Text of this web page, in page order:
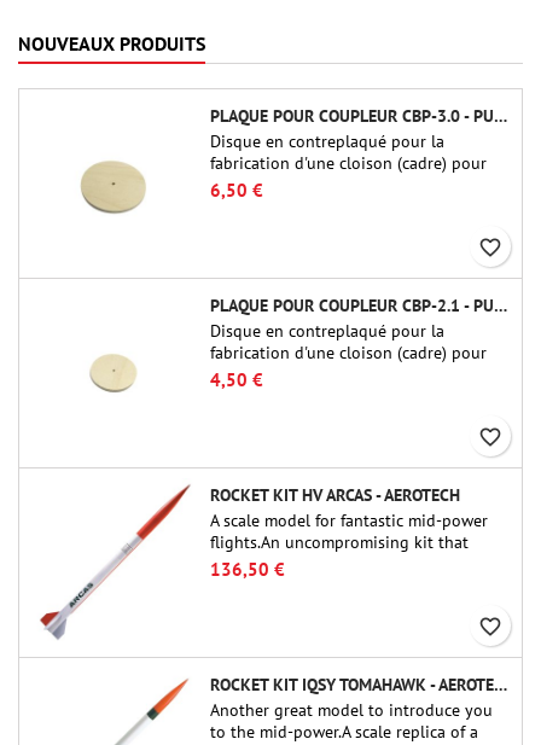
NOUVEAUX PRODUITS
PLAQUE POUR COUPLEUR CBP-3.0 - PUBLIC MISSILES LTD.
Disque en contreplaqué pour la
fabrication d'une cloison (cadre) pour
raccords tubulaires de 75 mm de Public
Missiles Ltd. (PT-3.0/QT-3.0)
6,50 €
favorite_border
PLAQUE POUR COUPLEUR CBP-2.1 - PUBLIC MISSILES LTD.
Disque en contreplaqué pour la
fabrication d'une cloison (cadre) pour
raccords tubulaires de 54 mm de Public
Missiles Ltd. (PT-2.1 ou QT-2.1
4,50 €
favorite_border
ROCKET KIT HV ARCAS - AEROTECH
A scale model for fantastic mid-power
flights.An uncompromising kit that
allows you to build a replica of one of
the most famous sounding-rocket ever.
136,50 €
favorite_border
ROCKET KIT IQSY TOMAHAWK - AEROTECH
Another great model to introduce you
to the mid-power.A scale replica of a